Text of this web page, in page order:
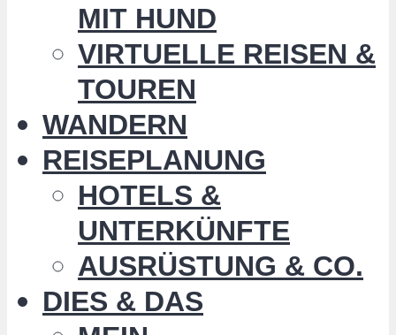
MIT HUND
VIRTUELLE REISEN &
TOUREN
WANDERN
REISEPLANUNG
HOTELS &
UNTERKÜNFTE
AUSRÜSTUNG & CO.
DIES & DAS